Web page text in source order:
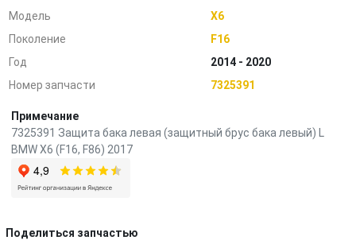
Модель
X6
Поколение
F16
Год
2014 - 2020
Номер запчасти
7325391
Примечание
7325391 Защита бака левая (защитный брус бака левый) L
BMW X6 (F16, F86) 2017
Поделиться запчастью